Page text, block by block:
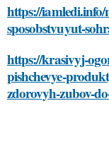
https://
sposobstvuyut-
https://krasivyj-
pishchevye-
zdorovyh-zubov-